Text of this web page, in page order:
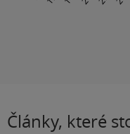
Články, které